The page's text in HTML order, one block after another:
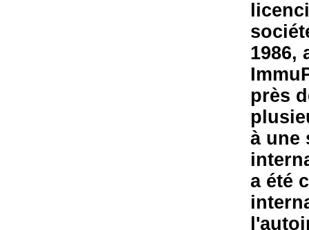
1986,
près
à une
a été